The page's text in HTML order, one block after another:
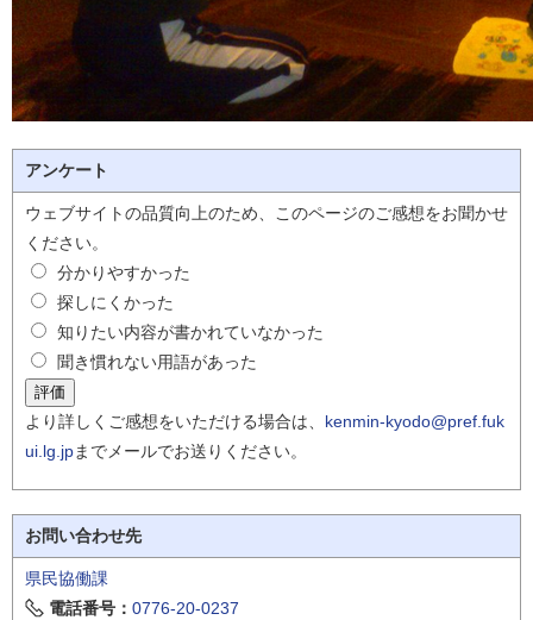
アンケート
ウェブサイトの品質向上のため、このページのご感想をお聞かせ
ください。
分かりやすかった
探しにくかった
知りたい内容が書かれていなかった
聞き慣れない用語があった
より詳しくご感想をいただける場合は、 kenmin-kyodo@pref.fuk
ui.lg.jpまでメールでお送りください。
お問い合わせ先
県民協働課
電話番号： 0776-20-0237